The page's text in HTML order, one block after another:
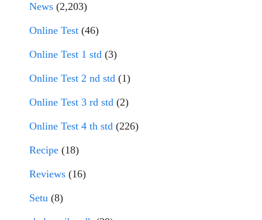
News (2,203)
Online Test (46)
Online Test 1 std (3)
Online Test 2 nd std (1)
Online Test 3 rd std (2)
Online Test 4 th std (226)
Recipe (18)
Reviews (16)
Setu (8)